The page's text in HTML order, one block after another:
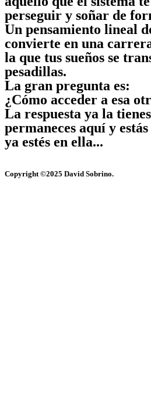
perseguir y soñar de
Un pensamiento lineal
convierte en una
la que tus sueños se
pesadillas.
La gran pregunta es:
¿Cómo acceder a esa
La respuesta ya la
permaneces aquí y
ya estés en ella...
Copyright ©2025 David Sobrino.